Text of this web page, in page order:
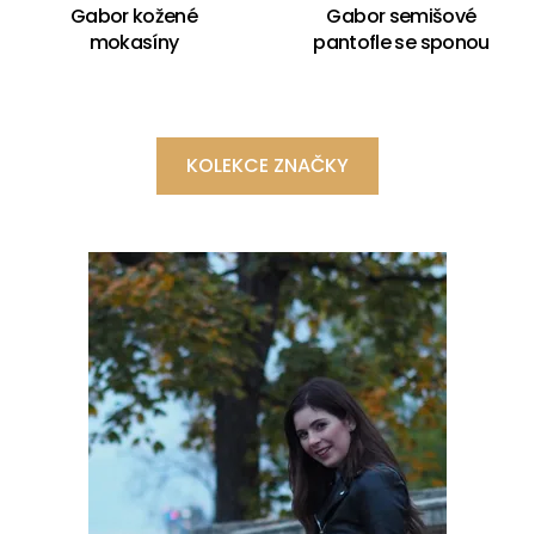
Gabor kožené
mokasíny
Gabor semišové
pantofle se sponou
KOLEKCE ZNAČKY